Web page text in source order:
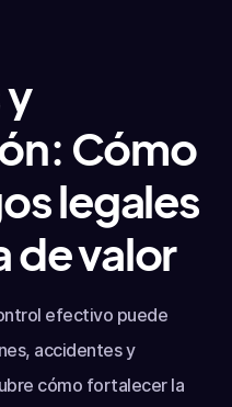
Cómo
legales
de valor
efectivo puede
accidentes y
cómo fortalecer la